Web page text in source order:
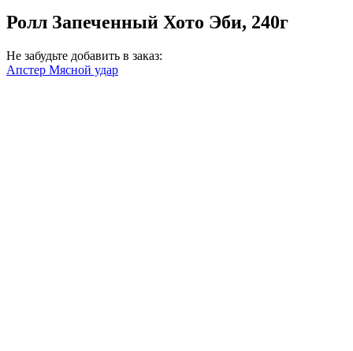
Ролл Запеченный Хото Эби, 240г
Не забудьте добавить в заказ:
Апстер Мясной удар